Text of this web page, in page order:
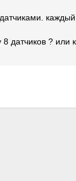
каждый
датчиков ? или